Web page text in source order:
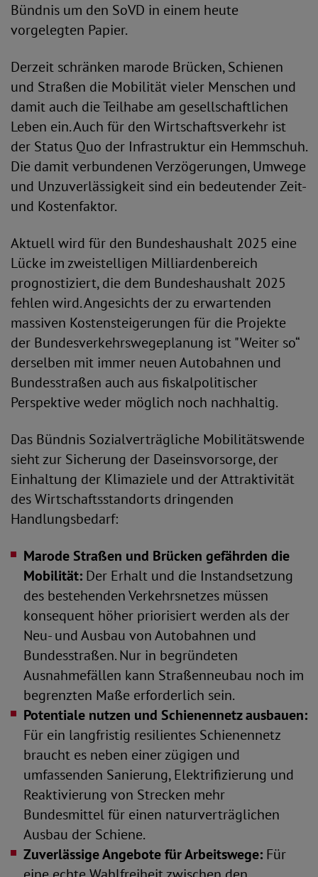
Bündnis um den SoVD in einem heute
vorgelegten Papier.
Derzeit schränken marode Brücken, Schienen
und Straßen die Mobilität vieler Menschen und
damit auch die Teilhabe am gesellschaftlichen
Leben ein. Auch für den Wirtschaftsverkehr ist
der Status Quo der Infrastruktur ein Hemmschuh.
Die damit verbundenen Verzögerungen, Umwege
und Unzuverlässigkeit sind ein bedeutender Zeit-
und Kostenfaktor.
Aktuell wird für den Bundeshaushalt 2025 eine
Lücke im zweistelligen Milliardenbereich
prognostiziert, die dem Bundeshaushalt 2025
fehlen wird. Angesichts der zu erwartenden
massiven Kostensteigerungen für die Projekte
der Bundesverkehrswegeplanung ist "Weiter so“
derselben mit immer neuen Autobahnen und
Bundesstraßen auch aus fiskalpolitischer
Perspektive weder möglich noch nachhaltig.
Das Bündnis Sozialverträgliche Mobilitätswende
sieht zur Sicherung der Daseinsvorsorge, der
Einhaltung der Klimaziele und der Attraktivität
des Wirtschaftsstandorts dringenden
Handlungsbedarf:
Marode Straßen und Brücken gefährden die
Mobilität: Der Erhalt und die Instandsetzung
des bestehenden Verkehrsnetzes müssen
konsequent höher priorisiert werden als der
Neu- und Ausbau von Autobahnen und
Bundesstraßen. Nur in begründeten
Ausnahmefällen kann Straßenneubau noch im
begrenzten Maße erforderlich sein.
Potentiale nutzen und Schienennetz ausbauen:
Für ein langfristig resilientes Schienennetz
braucht es neben einer zügigen und
umfassenden Sanierung, Elektrifizierung und
Reaktivierung von Strecken mehr
Bundesmittel für einen naturverträglichen
Ausbau der Schiene.
Zuverlässige Angebote für Arbeitswege: Für